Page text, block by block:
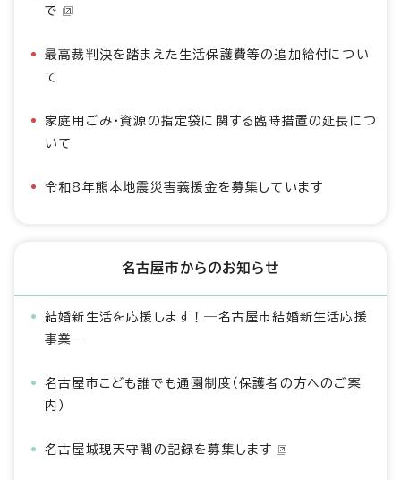
で
最高裁判決を踏まえた生活保護費等の追加給付につい
て
家庭用ごみ・資源の指定袋に関する臨時措置の延長につ
いて
令和8年熊本地震災害義援金を募集しています
名古屋市からのお知らせ
結婚新生活を応援します！―名古屋市結婚新生活応援
事業―
名古屋市こども誰でも通園制度（保護者の方へのご案
内）
名古屋城現天守閣の記録を募集します